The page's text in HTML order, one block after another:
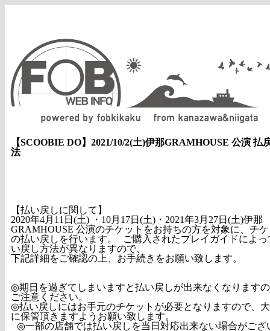
【SCOOBIE DO】2021/10/2(土)伊那GRAMHOUSE 公演 払
法
【払い戻しに関して】
2020年4月11日(土) ・10月17日(土)・2021年3月27日(土)伊那
GRAMHOUSE 公演のチケットをお持ちの方を対象に、チ
の払い戻しを行います。 ご購入されたプレイガイドによっ
い戻し方法が異なりますので、
下記詳細をご確認の上、お手続きをお願い致します。
◎期日を過ぎてしまいますと払い戻しが出来なくなります
ご注意ください。
◎払い戻しにはお手元のチケットが必要となりますので、
に保管頂きますようお願い致します。
◎一部の店舗では払い戻しを当日対応出来ない場合がござ